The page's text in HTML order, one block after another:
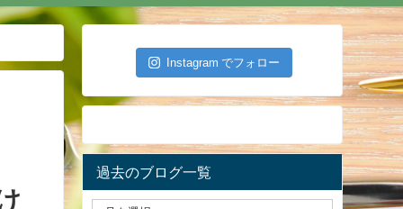
Instagram でフォロー
過去のブログ一覧